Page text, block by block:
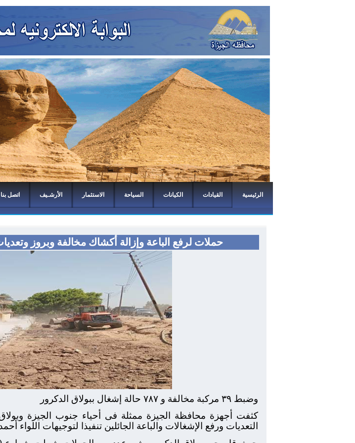
الرئيسية القيادات الكيانات السياحة الاستثمار الأرشـيف اتصل بنا
حملات لرفع الباعة وإزالة أكشاك مخالفة وبروز
وضبط ٣٩ مركبة مخالفة و ٧٨٧ حالة إشغال ببولاق الدكرور
كثفت أجهزة محافظة الجيزة ممثلة فى أحياء جنوب الجيزة وبولاق
التعديات ورفع الإشغالات والباعة الجائلين تنفيذا لتوجيهات